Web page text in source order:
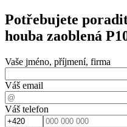
Potřebujete
houba zaoblená
Vaše jméno, příjmení, firma
Váš email
Váš telefon